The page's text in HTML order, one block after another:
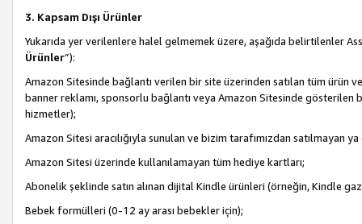
3. Kapsam Dışı Ürünler
Yukarıda yer verilenlere halel gelmemek üzere, aşağıda belirtilenler
Ürünler”):
Amazon Sitesinde bağlantı verilen bir site üzerinden satılan tüm ürün
banner reklamı, sponsorlu bağlantı veya Amazon Sitesinde gösterilen
hizmetler);
Amazon Sitesi aracılığıyla sunulan ve bizim tarafımızdan satılmayan
Amazon Sitesi üzerinde kullanılamayan tüm hediye kartları;
Abonelik şeklinde satın alınan dijital Kindle ürünleri (örneğin, Kindle
Bebek formülleri (0-12 ay arası bebekler için);